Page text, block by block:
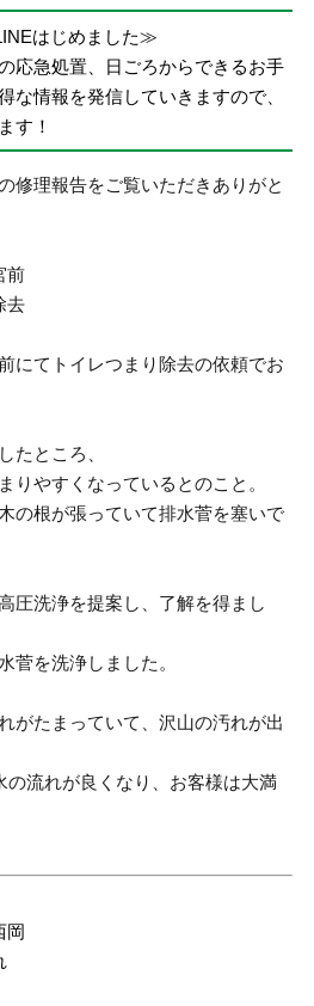
はじめました≫
応急処置、日ごろからできるお手
な情報を発信していきますので、
す！
修理報告をご覧いただきありがと
前
去
にてトイレつまり除去の依頼でお
たところ、
りやすくなっているとのこと。
の根が張っていて排水菅を塞いで
圧洗浄を提案し、了解を得まし
菅を洗浄しました。
がたまっていて、沢山の汚れが出
の流れが良くなり、お客様は大満
岡